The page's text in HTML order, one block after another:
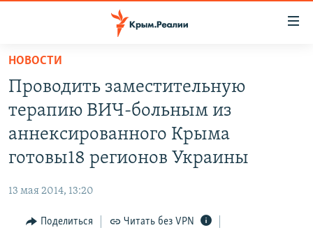
Вернуться
основному
содержанию
Вернутся
главной
Вернутся
поиску
СПЕЦПРОЕКТЫ
КАРТА ВОЕННЫХ ОБЪЕКТОВ КРЫМА
ВОДА
ИНФОГРАФИКА
РАДІО СВОБОДА
КАК ОБОЙТИ БЛОКИРОВКУ
НОВОСТИ
Проводить заместительную
терапию ВИЧ-больным из
аннексированного Крыма
готовы18 регионов Украины
13 мая 2014, 13:20
Поделиться Читать без VPN